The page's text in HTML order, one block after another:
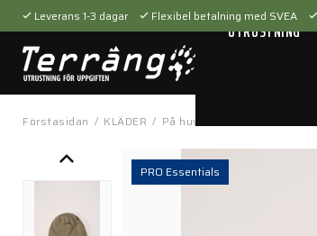
Leverans 1-3 dagar Flexibel betalning med SVEA
UTRUSTNING
Förstasidan / KLÄDER / På huvudet
PRO Essentials